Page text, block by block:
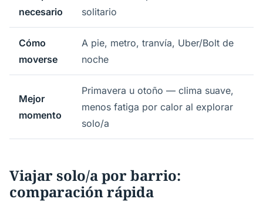
necesario
solitario
Cómo
moverse
A pie, metro, tranvía, Uber/Bolt de
noche
Mejor
momento
Primavera u otoño — clima suave,
menos fatiga por calor al explorar
solo/a
Viajar solo/a por barrio:
comparación rápida